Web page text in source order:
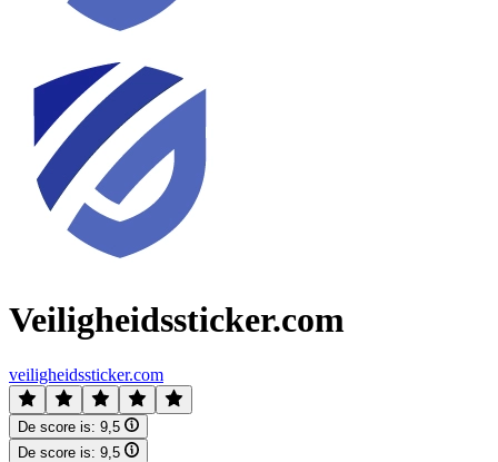
Veiligheidssticker.com
veiligheidssticker.com
De score is: 9,5
De score is: 9,5